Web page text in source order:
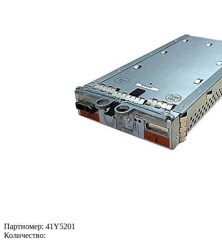
Партномер: 41Y5201
Количество: